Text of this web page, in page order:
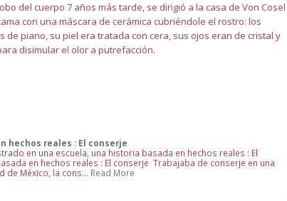
del cuerpo 7 años más tarde, se dirigió a la casa de Von Cosel
con una máscara de cerámica cubriéndole el rostro: los
piano, su piel era tratada con cera, sus ojos eran de cristal y
disimular el olor a putrefacción.
hechos reales : El conserje
en una escuela, una historia basada en hechos reales : El
en hechos reales : El conserje Trabajaba de conserje en una
de México, la cons… Read More